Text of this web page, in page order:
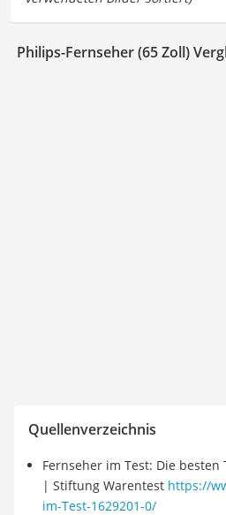
Philips-Fernseher (65 Zoll)
Quellenverzeichnis
Fernseher im Test: Die besten
| Stiftung Warentest https://
im-Test-1629201-0/